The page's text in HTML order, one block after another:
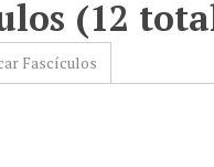
(12
Fascículos